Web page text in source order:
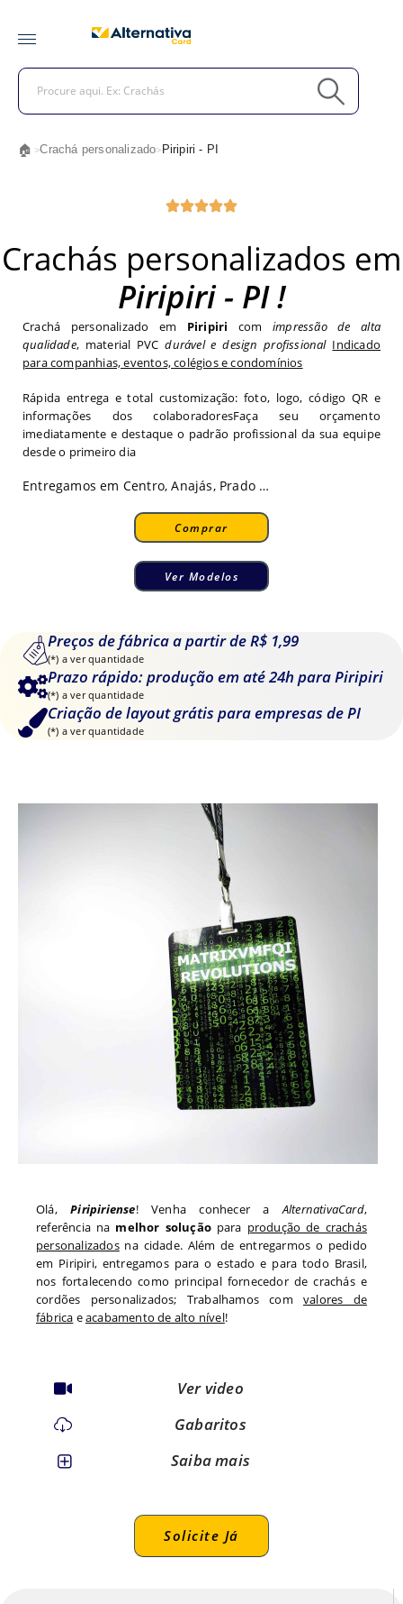
🏠 >Crachá personalizado> Piripiri - PI
Crachás personalizados em
Piripiri - PI !
Crachá personalizado em Piripiri com impressão de alta
qualidade, material PVCdurável e design profissional Indicado
para companhias, eventos, colégios e condomínios
Rápida entrega e total customização: foto, logo, código QR e
informações dos colaboradoresFaça seu orçamento
imediatamente e destaque o padrão profissional da sua equipe
desde o primeiro dia
Entregamos em Centro, Anajás, Prado …
Comprar
Ver Modelos
Preços de fábrica a partir de R$ 1,99
(*) a ver quantidade
Prazo rápido: produção em até 24h para Piripiri
(*) a ver quantidade
Criação de layout grátis para empresas de PI
(*) a ver quantidade
Olá,Piripiriense! Venha conhecer aAlternativaCard,
referência na melhor soluçãopara produção de crachás
personalizadosna cidade. Além de entregarmos o pedido
em Piripiri, entregamos para o estadoe para todo Brasil,
nos fortalecendo como principal fornecedor de crachás e
cordões personalizados; Trabalhamos com valores de
fábrica eacabamento de alto nível!
Ver video
Gabaritos
Saiba mais
Solicite Já